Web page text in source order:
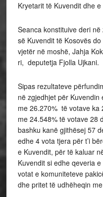
Kryetarit të Kuvendit dhe
Seanca konstituive deri
së Kuvendit të Kosovës
vjetër në moshë, Jahja
ri, deputetja Fjolla Ujkani.
Sipas rezultateve
në zgjedhjet për Kuvendin
me 26.270% të votave ka
me 24.548% të votave 28
bashku kanë gjithësej 57
edhe 4 vota tjera për t’i
e Kuvendit, për të kaluar
Kuvendit si edhe qeveria
votat e komuniteteve
dhe pritet të udhëheqin